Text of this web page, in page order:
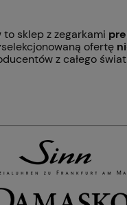
to sklep z zegarkami
ofertę
z całego